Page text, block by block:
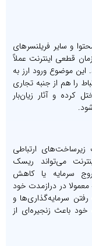
و سایر فریلنسرهای
قطعی اینترنت عملاً
موضوع ورود ارز به
را هم از جنبه تجاری
کرده و آثار زیان‌بار
زیرساخت‌های ارتباطی
می‌تواند ریسک
سرمایه یا کاهش
در درازمدت خود
سرمایه‌گذاری‌ها و
باعث زنجیره‌ای از